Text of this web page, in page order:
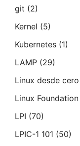
git (2)
Kernel (5)
Kubernetes (1)
LAMP (29)
Linux desde cero
Linux Foundation
LPI (70)
LPIC-1 101 (50)